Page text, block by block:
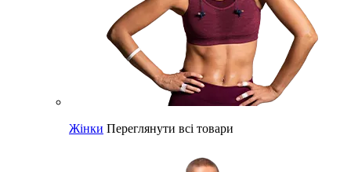
Жінки Переглянути всі товари